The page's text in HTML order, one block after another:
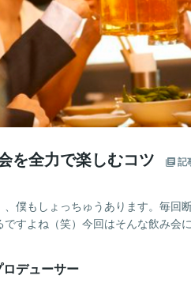
を全力で楽しむコツ 記
僕もしょっちゅうあります。毎回
すよね（笑）今回はそんな飲み会
デューサー